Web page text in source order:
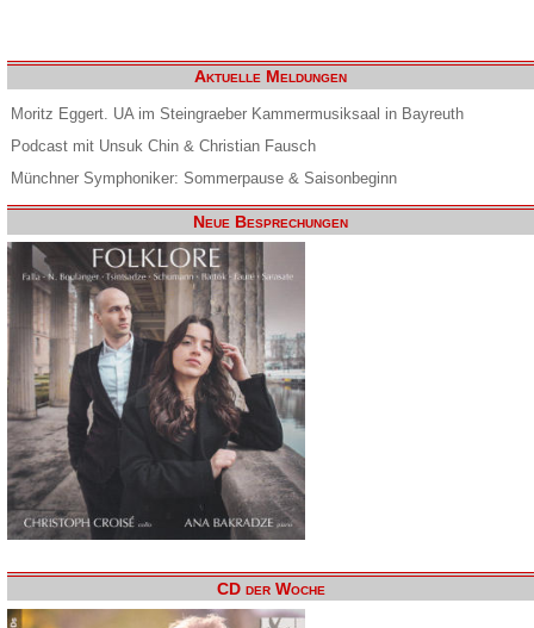
Aktuelle Meldungen
Moritz Eggert. UA im Steingraeber Kammermusiksaal in Bayreuth
Podcast mit Unsuk Chin & Christian Fausch
Münchner Symphoniker: Sommerpause & Saisonbeginn
Neue Besprechungen
CD der Woche